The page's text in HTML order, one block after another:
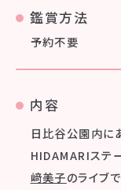
鑑賞方法
予約不要
内容
日比谷公園内に
HIDAMARIステ
﨑美子のライブで